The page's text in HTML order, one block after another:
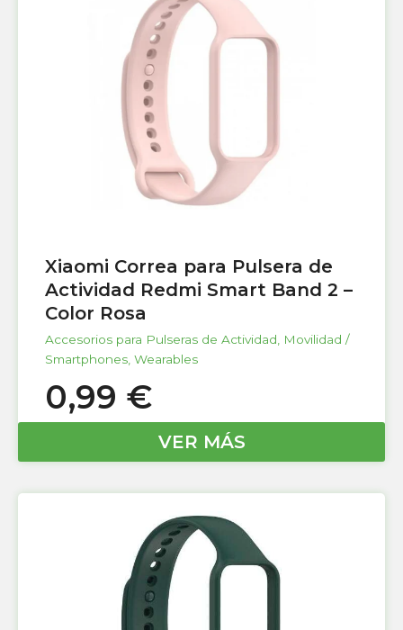
Xiaomi Correa para Pulsera de
Actividad Redmi Smart Band 2 –
Color Rosa
Accesorios para Pulseras de Actividad
Movilidad /
Smartphones Wearables
0,99 €
VER MÁS